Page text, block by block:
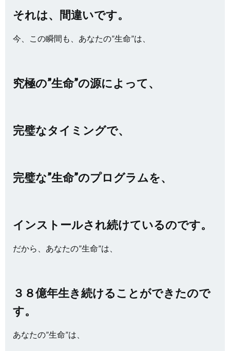
それは、間違いです。
今、この瞬間も、あなたの”生命”は、
究極の”生命”の源によって、
完璧なタイミングで、
完璧な”生命”のプログラムを、
インストールされ続けているのです。
だから、あなたの”生命”は、
３８億年生き続けることができたので
す。
あなたの”生命”は、